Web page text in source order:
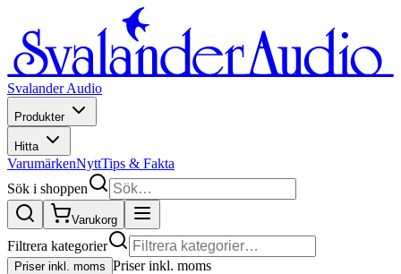
Svalander Audio
Produkter
Hitta
VarumärkenNyttTips & Fakta
Sök i shoppen
Varukorg
Filtrera kategorier
Priser inkl. moms Priser inkl. moms